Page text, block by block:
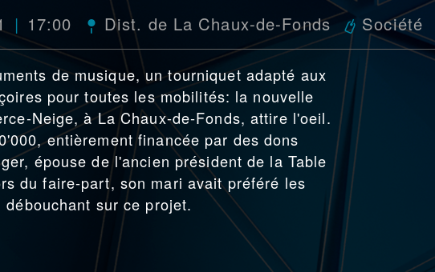
17:00 Dist. de La Chaux-de-Fonds Société
de musique, un tourniquet adapté aux
pour toutes les mobilités: la nouvelle
Neige, à La Chaux-de-Fonds, attire l'oeil.
entièrement financée par des dons
épouse de l'ancien président de la Table
du faire-part, son mari avait préféré les
sur ce projet.